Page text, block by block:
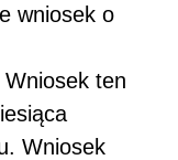
wniosek o
Wniosek ten
Wniosek